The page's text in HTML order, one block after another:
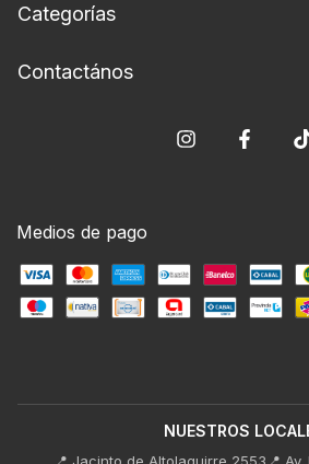
Categorías
Contactános
Medios de pago
NUESTROS